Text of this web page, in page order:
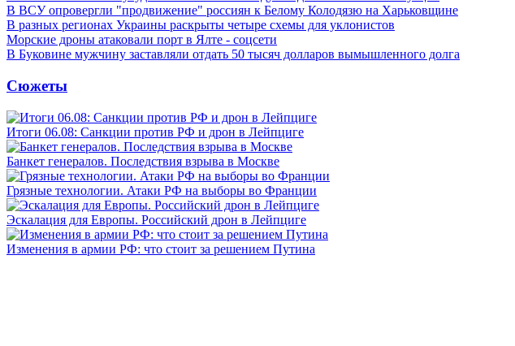
В ВСУ опровергли "продвижение" россиян к Белому Колодязю на Харьковщине
В разных регионах Украины раскрыты четыре схемы для уклонистов
Морские дроны атаковали порт в Ялте - соцсети
В Буковине мужчину заставляли отдать 50 тысяч долларов вымышленного долга
Сюжеты
Итоги 06.08: Санкции против РФ и дрон в Лейпциге
Банкет генералов. Последствия взрыва в Москве
Грязные технологии. Атаки РФ на выборы во Франции
Эскалация для Европы. Российский дрон в Лейпциге
Изменения в армии РФ: что стоит за решением Путина